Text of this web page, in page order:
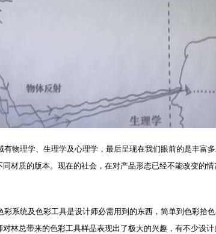
理学、生理学及心理学，最后呈现在我们眼前的是丰富
材质的版本。现在的社会，在对产品形态已经不能改变的
统及色彩工具是设计师必需用到的东西，简单到色彩拾
林总带来的色彩工具样品表现出了极大的兴趣，有不少设